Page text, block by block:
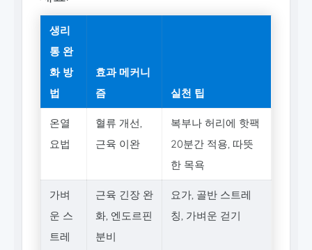
생리
통 완
화 방
법
효과 메커니
즘
실천 팁
온열
요법
혈류 개선,
근육 이완
복부나 허리에 핫팩
20분간 적용, 따뜻
한 목욕
가벼
운 스
트레
근육 긴장 완
화, 엔도르핀
분비
요가, 골반 스트레
칭, 가벼운 걷기